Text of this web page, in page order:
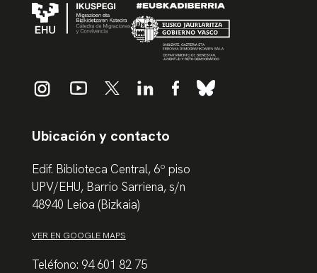
Ubicación y contacto
Edif. Biblioteca Central, 6º piso
UPV/EHU, Barrio Sarriena, s/n
48940 Leioa (Bizkaia)
VER EN GOOGLE MAPS
Teléfono: 94 601 82 75